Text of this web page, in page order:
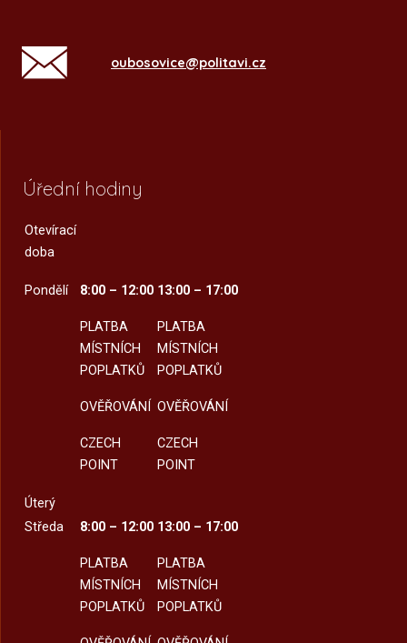
oubosovice@politavi.cz
Úřední hodiny
Otevírací
doba
Pondělí 8:00 – 12:00
PLATBA
MÍSTNÍCH
POPLATKŮ
OVĚŘOVÁNÍ
CZECH
POINT
13:00 – 17:00
PLATBA
MÍSTNÍCH
POPLATKŮ
OVĚŘOVÁNÍ
CZECH
POINT
Úterý
Středa
8:00 – 12:00
PLATBA
MÍSTNÍCH
POPLATKŮ
13:00 – 17:00
PLATBA
MÍSTNÍCH
POPLATKŮ